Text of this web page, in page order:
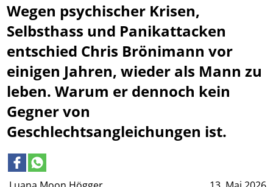
Wegen psychischer Krisen,
Selbsthass und Panikattacken
entschied Chris Brönimann vor
einigen Jahren, wieder als Mann zu
leben. Warum er dennoch kein
Gegner von
Geschlechtsangleichungen ist.